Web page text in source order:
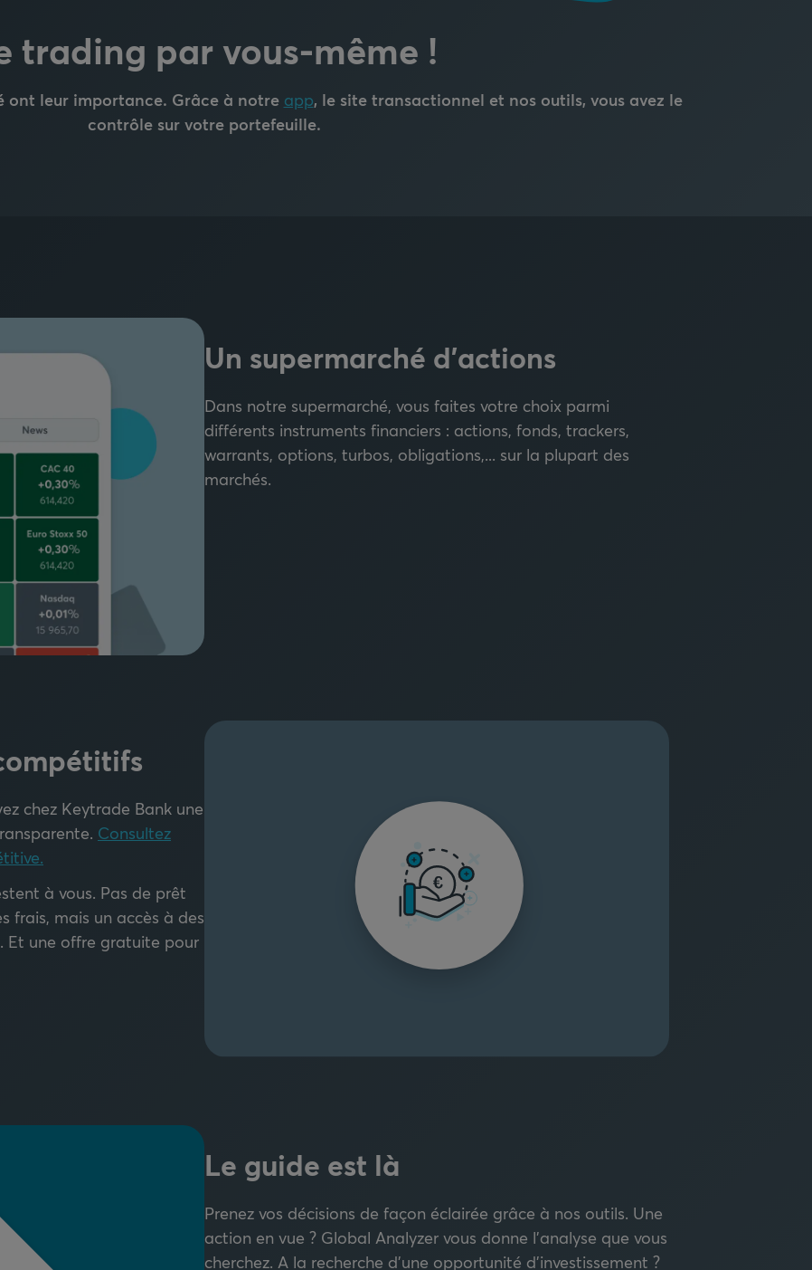
trading par vous-même !
ont leur importance. Grâce à notre app, le site transactionnel et nos outils, vous avez le
contrôle sur votre portefeuille.
Un supermarché d'actions
Dans notre supermarché, vous faites votre choix parmi
différents instruments financiers : actions, fonds, trackers,
warrants, options, turbos, obligations,... sur la plupart des
marchés.
chez Keytrade Bank une
Consultez
à vous. Pas de prêt
frais, mais un accès à des
Et une offre gratuite pour
Le guide est là
Prenez vos décisions de façon éclairée grâce à nos outils. Une
action en vue ? Global Analyzer vous donne l'analyse que vous
cherchez. A la recherche d'une opportunité d'investissement ?